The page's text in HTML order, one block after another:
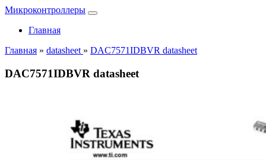
Микроконтроллеры
Главная
Главная » datasheet » DAC7571IDBVR datasheet
DAC7571IDBVR datasheet